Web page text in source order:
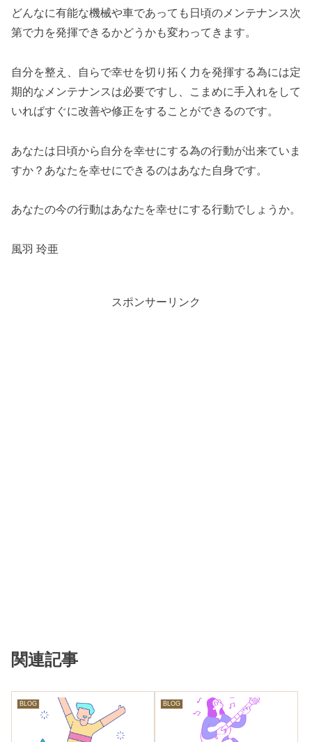
どんなに有能な機械や車であっても日頃のメンテナンス次
第で力を発揮できるかどうかも変わってきます。
自分を整え、自らで幸せを切り拓く力を発揮する為には定
期的なメンテナンスは必要ですし、こまめに手入れをして
いればすぐに改善や修正をすることができるのです。
あなたは日頃から自分を幸せにする為の行動が出来ていま
すか？あなたを幸せにできるのはあなた自身です。
あなたの今の行動はあなたを幸せにする行動でしょうか。
風羽 玲亜
スポンサーリンク
関連記事
BLOG BLOG